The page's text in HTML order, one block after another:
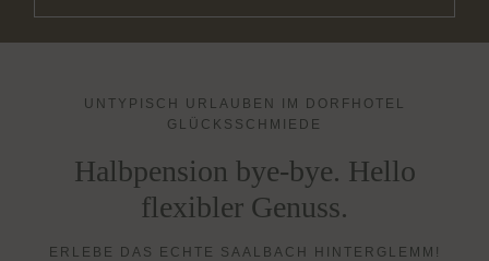
UNTYPISCH URLAUBEN IM DORFHOTEL
GLÜCKSSCHMIEDE
Halbpension bye-bye. Hello
flexibler Genuss.
ERLEBE DAS ECHTE SAALBACH HINTERGLEMM!